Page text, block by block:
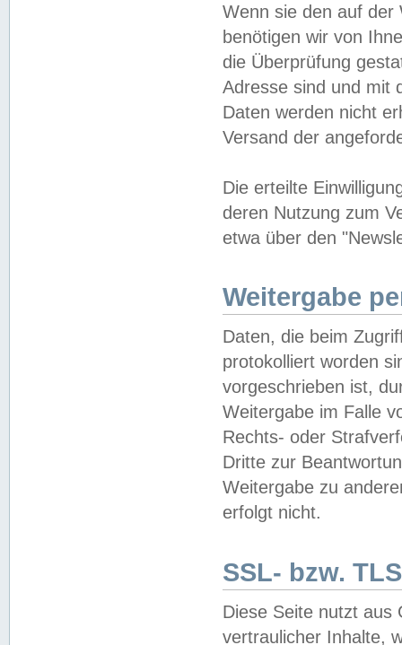
Wenn sie den auf der
benötigen wir von
die Überprüfung
Adresse sind und mit
Daten werden nicht
Versand der
Die erteilte
deren Nutzung zum
etwa über den
Weitergabe
Daten, die beim
protokolliert worden
vorgeschrieben ist,
Weitergabe im Falle
Rechts- oder
Dritte zur
Weitergabe zu
erfolgt nicht.
SSL- bzw.
Diese Seite nutzt aus
vertraulicher Inhalte,